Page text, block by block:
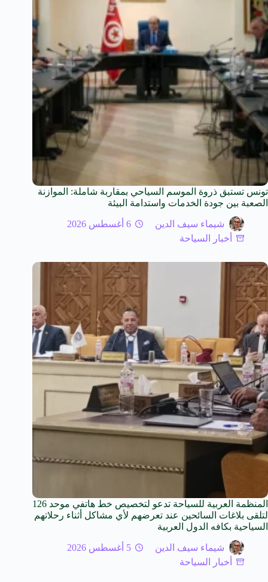
تونس تستبق ذروة الموسم السياحي بمقاربة شاملة: الموازنة
الصعبة بين جودة الخدمات واستدامة البيئة
شيماء سيف الدين
6 أغسطس 2026
أخبار السياحة
المنظمة العربية للسياحة تدعو لتخصيص خط هاتفي موحد 126
لتلقى بلاغات السائحين عند تعرضهم لأي مشاكل أثناء رحلاتهم
السياحية بكافه الدول العربية
شيماء سيف الدين
5 أغسطس 2026
أخبار السياحة